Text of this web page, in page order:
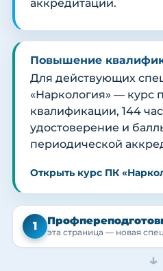
аккредитации.
Повышение
Для действующих
«Наркология» — курс
квалификации, 144
удостоверение и
периодической
Открыть курс ПК
1 эта страница — новая
→